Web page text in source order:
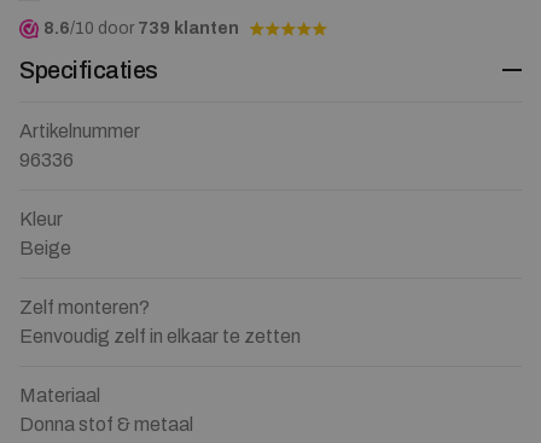
8.6/10 door 739 klanten
Specificaties
Artikelnummer
96336
Kleur
Beige
Zelf monteren?
Eenvoudig zelf in elkaar te zetten
Materiaal
Donna stof & metaal